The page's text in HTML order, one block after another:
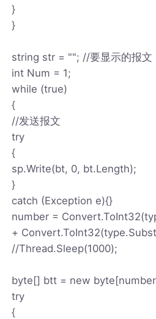
}
}
string str = ""; //要显示的报文
int Num = 1;
while (true)
{
//发送报文
try
{
sp.Write(bt, 0, bt.Length);
}
catch (Exception e){}
number =
+
//Thread.Sleep(1000);
byte[] btt = new
try
{